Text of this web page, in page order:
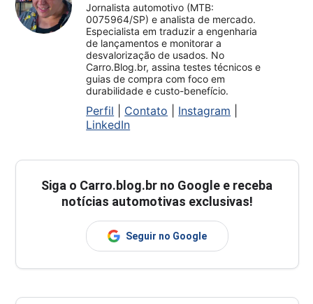
Jornalista automotivo (MTB:
0075964/SP) e analista de mercado.
Especialista em traduzir a engenharia
de lançamentos e monitorar a
desvalorização de usados. No
Carro.Blog.br, assina testes técnicos e
guias de compra com foco em
durabilidade e custo-benefício.
Perfil Contato Instagram
LinkedIn
Siga o Carro.blog.br no Google e receba
notícias automotivas exclusivas!
Seguir no Google